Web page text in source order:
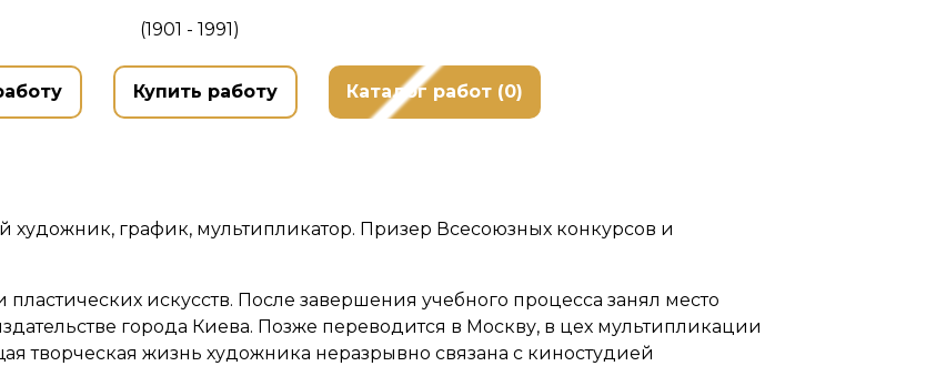
(1901 - 1991)
Купить работу Каталог работ (0)
график, мультипликатор. Призер Всесоюзных конкурсов и
искусств. После завершения учебного процесса занял место
города Киева. Позже переводится в Москву, в цех мультипликации
творческая жизнь художника неразрывно связана с киностудией